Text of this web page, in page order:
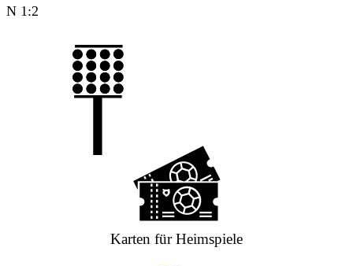
N 1:2
Karten für Heimspiele